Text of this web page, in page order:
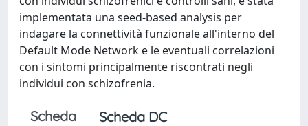
implementata una seed-based analysis per
indagare la connettività funzionale all'interno del
Default Mode Network e le eventuali correlazioni
con i sintomi principalmente riscontrati negli
individui con schizofrenia.
Scheda Scheda DC